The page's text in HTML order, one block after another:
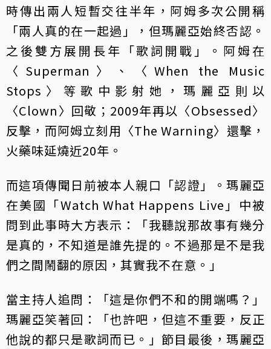
時傳出兩人短暫交往半年，阿姆多次公開稱
「兩人真的在一起過」，但瑪麗亞始終否認。
之後雙方展開長年「歌詞開戰」。阿姆在
〈Superman〉、〈When the Music
Stops〉等歌中影射她，瑪麗亞則以
〈Clown〉回敬；2009年再以〈Obsessed〉
反擊，而阿姆立刻用〈The Warning〉還擊，
火藥味延燒近20年。
而這項傳聞日前被本人親口「認證」。瑪麗亞
在美國「Watch What Happens Live」中被
問到此事時大方表示：「我聽說那故事有幾分
是真的，不知道是誰先提的。不過那是不是我
們之間鬧翻的原因，其實我不在意。」
當主持人追問：「這是你們不和的開端嗎？」
瑪麗亞笑著回：「也許吧，但這不重要，反正
他說的都只是歌詞而已。」節目最後，瑪麗亞